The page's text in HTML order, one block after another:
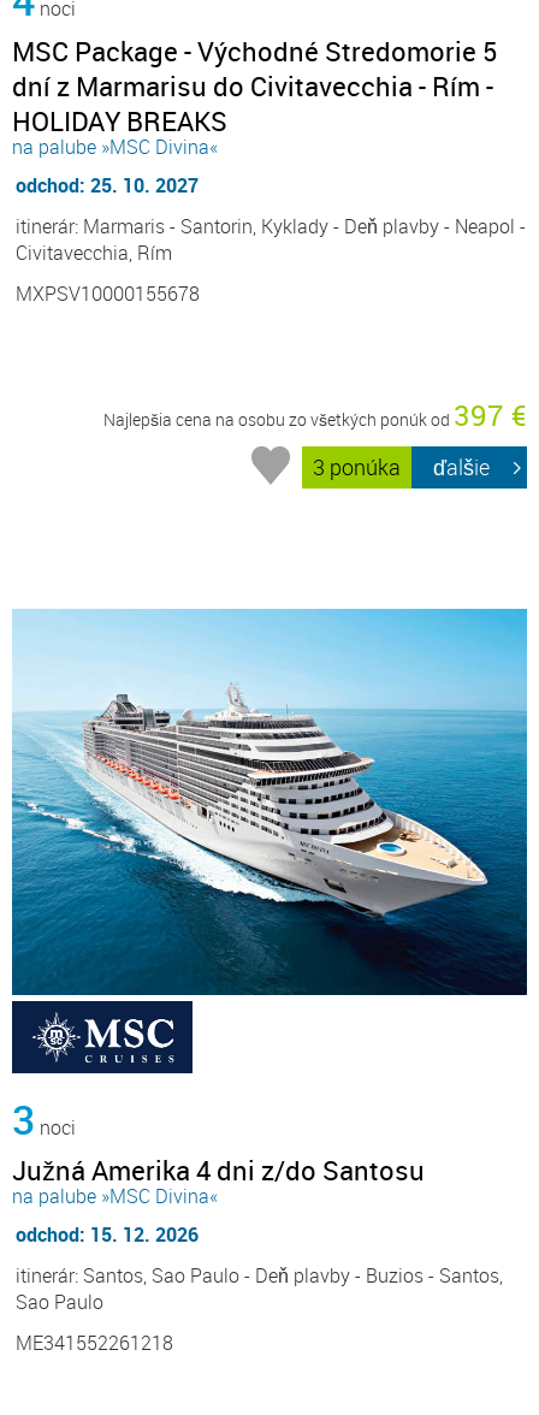
noci
MSC Package - Východné Stredomorie 5
dní z Marmarisu do Civitavecchia - Rím -
HOLIDAY BREAKS
na palube »MSC Divina«
odchod: 25. 10. 2027
itinerár: Marmaris - Santorin, Kyklady - Deň plavby - Neapol -
Civitavecchia, Rím
MXPSV10000155678
Najlepšia cena na osobu zo všetkých ponúk od 397 €
3 ponúka ďalšie
3 noci
Južná Amerika 4 dni z/do Santosu
na palube »MSC Divina«
odchod: 15. 12. 2026
itinerár: Santos, Sao Paulo - Deň plavby - Buzios - Santos,
Sao Paulo
ME341552261218